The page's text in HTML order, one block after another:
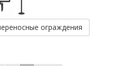
ограждения